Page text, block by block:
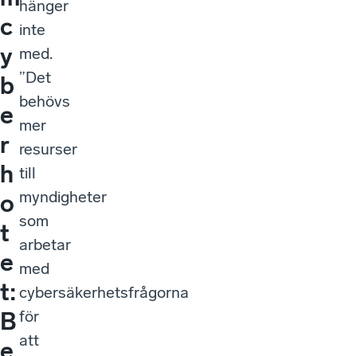
c
y
b
e
r
h
o
t
e
t:
B
hänger
inte
med.
”Det
behövs
mer
resurser
till
myndigheter
som
arbetar
med
cybersäkerhetsfrågorna
för
att